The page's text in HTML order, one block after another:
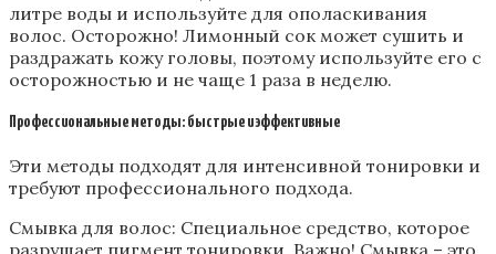
литре воды и используйте для ополаскивания
волос. Осторожно! Лимонный сок может сушить и
раздражать кожу головы‚ поэтому используйте его с
осторожностью и не чаще 1 раза в неделю.
Профессиональные методы: быстрые и эффективные
Эти методы подходят для интенсивной тонировки и
требуют профессионального подхода.
Смывка для волос: Специальное средство‚ которое